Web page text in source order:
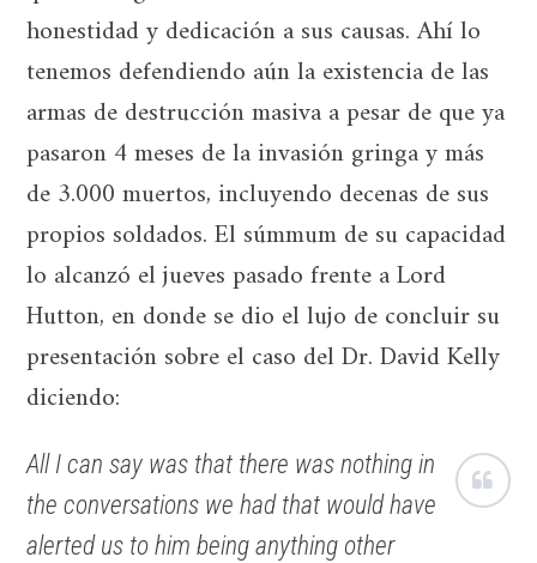
honestidad y dedicación a sus causas. Ahí lo
tenemos defendiendo aún la existencia de las
armas de destrucción masiva a pesar de que ya
pasaron 4 meses de la invasión gringa y más
de 3.000 muertos, incluyendo decenas de sus
propios soldados. El súmmum de su capacidad
lo alcanzó el jueves pasado frente a Lord
Hutton, en donde se dio el lujo de concluir su
presentación sobre el caso del Dr. David Kelly
diciendo:
All I can say was that there was nothing in
the conversations we had that would have
alerted us to him being anything other